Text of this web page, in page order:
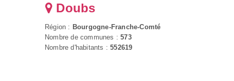
Doubs
Région : Bourgogne-Franche-Comté
Nombre de communes :573
Nombre d'habitants :552619